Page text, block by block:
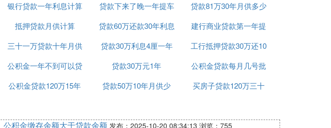
计算器
供
利率
银行贷款一年利息计算
贷款下来了晚一年提车
可以吗
贷款81万30年月供多少
抵押贷款月供计算
贷款60万还款30年利息
共计多少
建行商业贷款第一年提
前还款
三十一万贷款十年月供
多少钱
贷款30万利息4厘一年
多少钱
工行抵押贷款30万还10
年
公积金一年不到可以贷
款吗
贷款30万元1年
公积金贷款每月几号批
公积金贷款120万15年
贷款50万10年月供少
买房子贷款120万三十
公积金缴存余额大于贷款余额 发布：2025-10-20 08:34:13 浏览：755